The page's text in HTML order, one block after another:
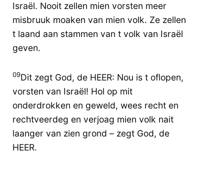
Israël. Nooit zellen mien vorsten meer
misbruuk moaken van mien volk. Ze zellen
t laand aan stammen van t volk van Israël
geven.
09Dit zegt God, de HEER: Nou is t oflopen,
vorsten van Israël! Hol op mit
onderdrokken en geweld, wees recht en
rechtveerdeg en verjoag mien volk nait
laanger van zien grond – zegt God, de
HEER.